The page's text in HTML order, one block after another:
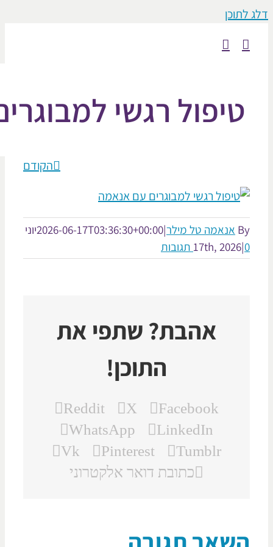
רגשי למבוגרים
הקודם
אנאמה טל מילר|
2026-06-17T03:36:30+00:00יוני
17th, 2026
אהבת? שתפי את
התוכן!
Facebook
X
Reddit
LinkedIn
WhatsApp
Tumblr
Pinterest
Vk
כתובת דואר אלקטרוני